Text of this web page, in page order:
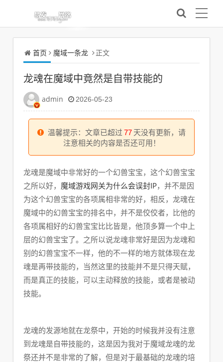
首页 魔域一条龙 正文
龙魂在魔域中竟然是自带技能的
admin 2026-05-23
温馨提示：文章已超过 77 天没有更新，请
注意相关的内容是否还可用！
龙魂是魔域中非常好的一个幻兽宝宝，这个幻兽宝宝
之所以好， 魔域游戏网关为什么会误封IP，并不是因
为这个幻兽宝宝的各项属相非常的好，相反，龙魂在
魔域中的幻兽宝宝的排名中，并不是佼佼者，比他的
各项属相好的幻兽宝宝比比皆是，他顶多算一个中上
层的幻兽宝宝了。之所以说龙魂非常好是因为龙魂和
别的幻兽宝宝不一样，他的不一样的地方就体现在龙
魂是再带技能的，当然这里的技能并不是只得天赋，
而是真正的技能，可以主动释放的技能，或者是被动
技能。
龙魂的发源地就在龙祭中，开始的时候我并没有注意
到龙魂是自带技能的，这是因为我对于魔域龙魂的龙
祭还并不是非常的了解，但是对于最基础的龙魂的培